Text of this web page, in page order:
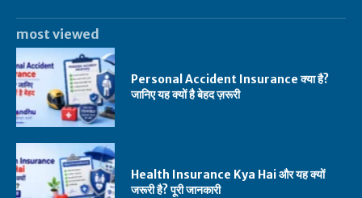
most viewed
Personal Accident Insurance क्या है?
जानिए यह क्यों है बेहद ज़रूरी
Health Insurance Kya Hai और यह क्यों
जरूरी है? पूरी जानकारी